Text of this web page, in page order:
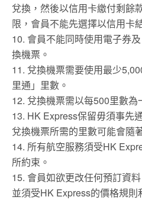
兌換，然後以信用卡繳付剩餘
限，會員不能先選擇以信用卡
10. 會員不能同時使用電子券
換機票。
11. 兌換機票需要使用最少
里通」里數。
12. 兌換機票需以每500里數為
13. HK Express保留毋須事先
兌換機票所需的里數可能會隨
14. 所有航空服務須受HK
所約束。
15. 會員如欲更改任何預訂資
並須受HK Express的價格規則